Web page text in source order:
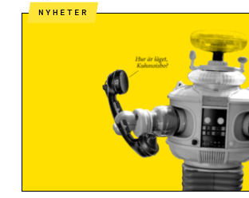
NYHETER